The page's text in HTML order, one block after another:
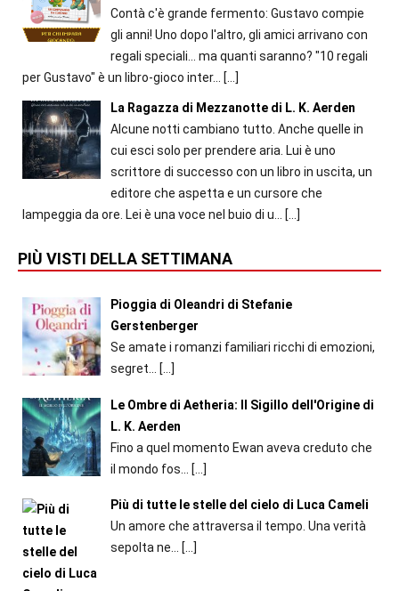
Contà c'è grande fermento: Gustavo compie
gli anni! Uno dopo l'altro, gli amici arrivano con
regali speciali... ma quanti saranno? "10 regali
per Gustavo" è un libro-gioco inter...
[…]
La Ragazza di Mezzanotte di L. K. Aerden
Alcune notti cambiano tutto. Anche quelle in
cui esci solo per prendere aria. Lui è uno
scrittore di successo con un libro in uscita, un
editore che aspetta e un cursore che
lampeggia da ore. Lei è una voce nel buio di u...
[…]
PIÙ VISTI DELLA SETTIMANA
Pioggia di Oleandri di Stefanie
Gerstenberger
Se amate i romanzi familiari ricchi di emozioni,
segret...
[…]
Le Ombre di Aetheria: Il Sigillo dell'Origine di
L. K. Aerden
Fino a quel momento Ewan aveva creduto che
il mondo fos...
[…]
Più di tutte le stelle del cielo di Luca Cameli
Un amore che attraversa il tempo. Una verità
sepolta ne... […]